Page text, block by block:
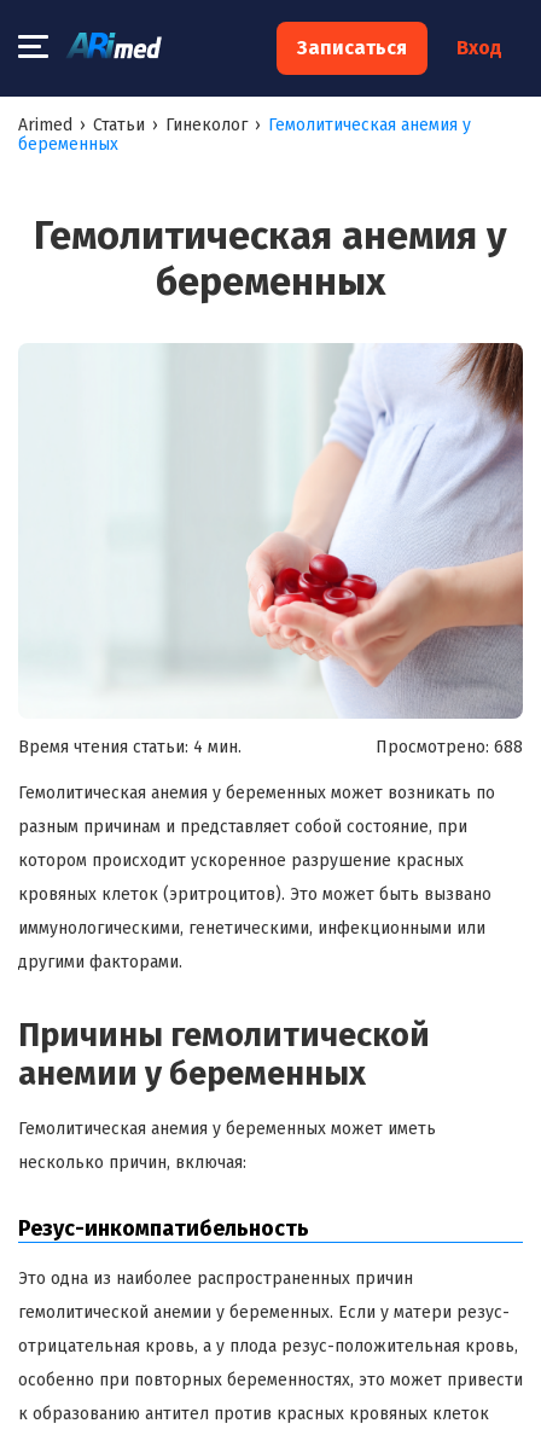
Записаться Вход
Arimed › Статьи › Гинеколог › Гемолитическая анемия у
беременных
Гемолитическая анемия у
беременных
Время чтения статьи: 4 мин. Просмотрено: 688
Гемолитическая анемия у беременных может возникать по
разным причинам и представляет собой состояние, при
котором происходит ускоренное разрушение красных
кровяных клеток (эритроцитов). Это может быть вызвано
иммунологическими, генетическими, инфекционными или
другими факторами.
Причины гемолитической
анемии у беременных
Гемолитическая анемия у беременных может иметь
несколько причин, включая:
Резус-инкомпатибельность
Это одна из наиболее распространенных причин
гемолитической анемии у беременных. Если у матери резус-
отрицательная кровь, а у плода резус-положительная кровь,
особенно при повторных беременностях, это может привести
к образованию антител против красных кровяных клеток
×
Запишитесь на консультацию к
обработку моих персональных данных